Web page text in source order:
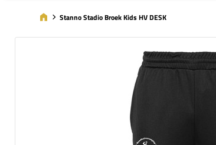
Stanno Stadio Broek Kids HV DESK